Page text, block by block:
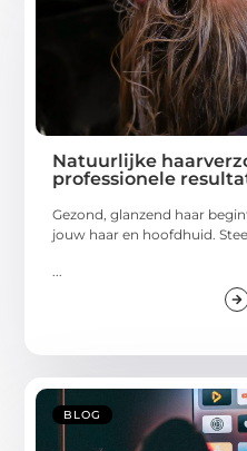
Natuurlijke
professionele
Gezond, glanzend haar
jouw haar en hoofdhuid.
BLOG